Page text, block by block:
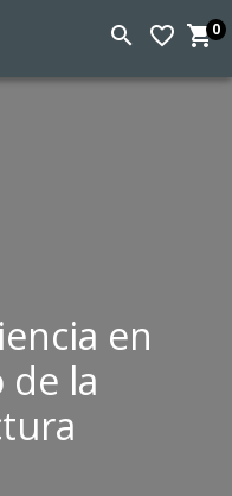
search favorite_border 0
shopping_cart
en
la